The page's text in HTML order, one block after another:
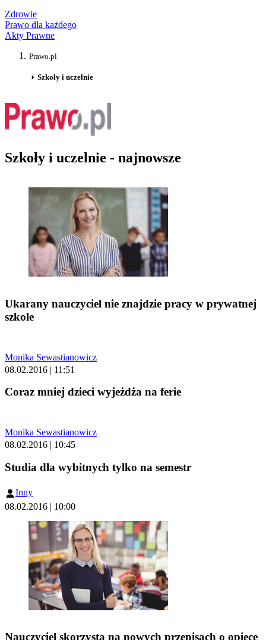
Zdrowie
Prawo dla każdego
Akty Prawne
Prawo.pl
Szkoły i uczelnie
Szkoły i uczelnie - najnowsze
Ukarany nauczyciel nie znajdzie pracy w prywatnej
szkole
Monika Sewastianowicz
08.02.2016 | 11:51
Coraz mniej dzieci wyjeżdża na ferie
Monika Sewastianowicz
08.02.2016 | 10:45
Studia dla wybitnych tylko na semestr
Inny
08.02.2016 | 10:00
Nauczyciel skorzysta na nowych przepisach o opiece